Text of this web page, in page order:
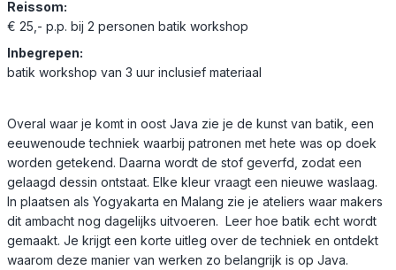
Reissom:
€ 25,- p.p. bij 2 personen batik workshop
Inbegrepen:
batik workshop van 3 uur inclusief materiaal
Overal waar je komt in oost Java zie je de kunst van batik, een
eeuwenoude techniek waarbij patronen met hete was op doek
worden getekend. Daarna wordt de stof geverfd, zodat een
gelaagd dessin ontstaat. Elke kleur vraagt een nieuwe waslaag.
In plaatsen als Yogyakarta en Malang zie je ateliers waar makers
dit ambacht nog dagelijks uitvoeren. Leer hoe batik echt wordt
gemaakt. Je krijgt een korte uitleg over de techniek en ontdekt
waarom deze manier van werken zo belangrijk is op Java.